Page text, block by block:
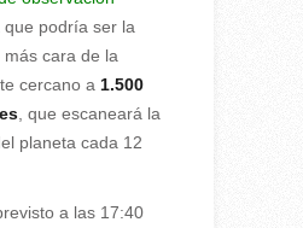
que podría ser la
cara de la
cercano a 1.500
, que escaneará la
planeta cada 12
a las 17:40